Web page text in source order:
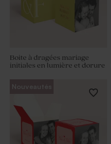
Boite à dragées mariage
initiales en lumière et dorure
Nouveautés